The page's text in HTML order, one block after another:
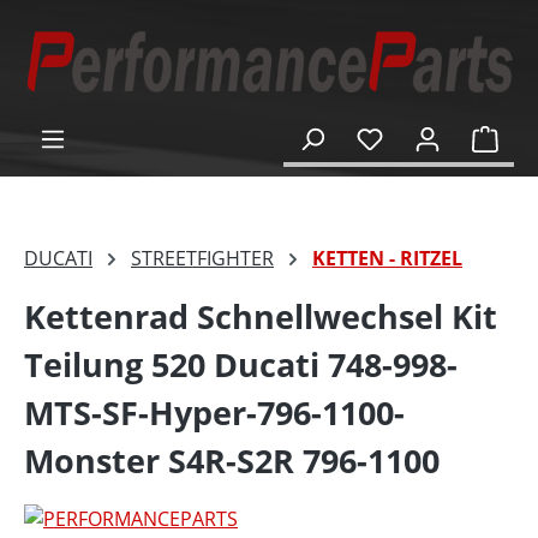
springen
DUCATI STREETFIGHTER KETTEN - RITZEL
Kettenrad Schnellwechsel Kit
Teilung 520 Ducati 748-998-
MTS-SF-Hyper-796-1100-
Monster S4R-S2R 796-1100